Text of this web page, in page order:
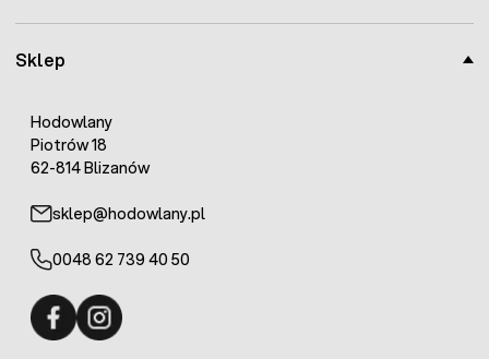
Sklep
Hodowlany
Piotrów 18
62-814 Blizanów
sklep@hodowlany.pl
0048 62 739 40 50